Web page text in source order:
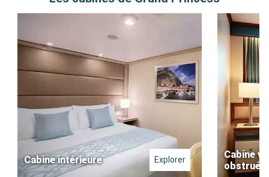
Cabine intérieure Explorer
Cabine
obstruée)